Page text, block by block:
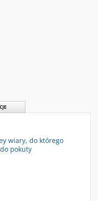
wiary, do którego
pokuty